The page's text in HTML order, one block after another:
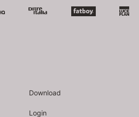
Download
Login